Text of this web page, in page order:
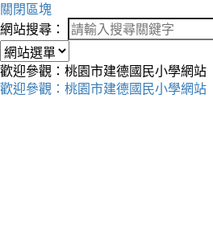
關閉區塊
網站搜尋：
歡迎參觀：桃園市建德國民小學網站
歡迎參觀：桃園市建德國民小學網站